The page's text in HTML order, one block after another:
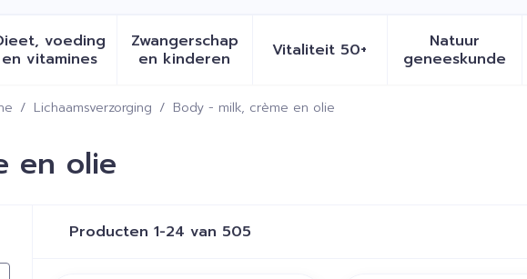
voor Schoonheid, verzorging en hygiëne categorie
voeding
en vitamines
Toon submenu voor Dieet, voeding en vitamines categorie
Zwangerschap
en kinderenToon submenu voor Zwangerschap en
Vitaliteit 50+Toon submenu voor
Natuur
geneeskunde
Toon
/ Lichaamsverzorging / Body - milk, crème en olie
en olie
Producten 1-24 van 505